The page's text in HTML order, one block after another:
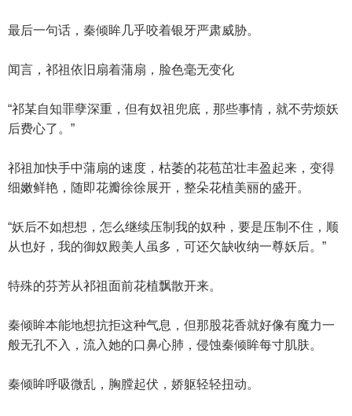
最后一句话，秦倾眸几乎咬着银牙严肃威胁。
闻言，祁祖依旧扇着蒲扇，脸色毫无变化
“祁某自知罪孽深重，但有奴祖兜底，那些事情，就不劳烦妖
后费心了。”
祁祖加快手中蒲扇的速度，枯萎的花苞茁壮丰盈起来，变得
细嫩鲜艳，随即花瓣徐徐展开，整朵花植美丽的盛开。
“妖后不如想想，怎么继续压制我的奴种，要是压制不住，顺
从也好，我的御奴殿美人虽多，可还欠缺收纳一尊妖后。”
特殊的芬芳从祁祖面前花植飘散开来。
秦倾眸本能地想抗拒这种气息，但那股花香就好像有魔力一
般无孔不入，流入她的口鼻心肺，侵蚀秦倾眸每寸肌肤。
秦倾眸呼吸微乱，胸膛起伏，娇躯轻轻扭动。